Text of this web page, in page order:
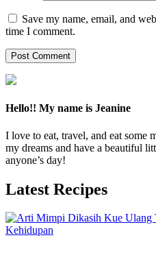
Save my name, email, and
time I comment.
Hello!! My name is Jeanine
I love to eat, travel, and eat some
my dreams and have a beautiful
anyone’s day!
Latest Recipes